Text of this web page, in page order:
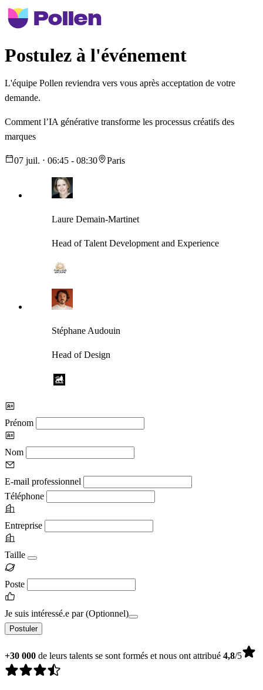
Postulez à l'événement
L'équipe Pollen reviendra vers vous après acceptation de votre
demande.
Comment l’IA générative transforme les processus créatifs des
marques
07 juil. ⋅ 06:45 - 08:30 Paris
Laure Demain-Martinet
Head of Talent Development and Experience
Stéphane Audouin
Head of Design
Prénom
Nom
E-mail professionnel
Téléphone
Entreprise
Taille
Poste
Je suis intéressé.e par(Optionnel)
Postuler
+30 000 de leurs talents se sont formés et nous ont attribué 4,8/5